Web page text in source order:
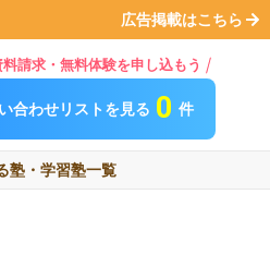
広告掲載はこちら
料請求・無料体験を申し込もう
合わせリストを見る 0 件
塾・学習塾一覧